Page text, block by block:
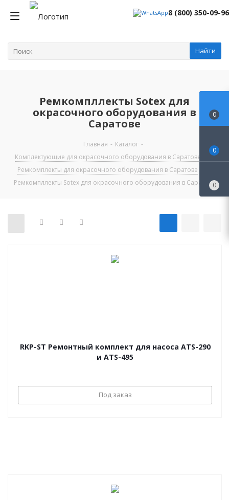
8 (800) 350-09-96
Найти
Ремкомпллекты Sotex для
окрасочного оборудования в
Саратове
Главная - Каталог -
Комплектующие для окрасочного оборудования в Саратове
-
Ремкомплекты для окрасочного оборудования в Саратове
Ремкомпллекты Sotex для окрасочного оборудования в Саратове
RKP-ST Ремонтный комплект для насоса ATS-290
и ATS-495
Под заказ
0
0
0